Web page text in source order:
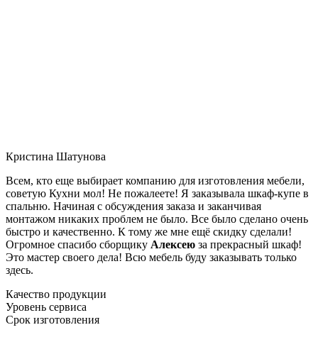
Кристина Шатунова
Всем, кто еще выбирает компанию для изготовления мебели,
советую Кухни мол! Не пожалеете! Я заказывала шкаф-купе в
спальню. Начиная с обсуждения заказа и заканчивая
монтажом никаких проблем не было. Все было сделано очень
быстро и качественно. К тому же мне ещё скидку сделали!
Огромное спасибо сборщику Алексею за прекрасный шкаф!
Это мастер своего дела! Всю мебель буду заказывать только
здесь.
Качество продукции
Уровень сервиса
Срок изготовления